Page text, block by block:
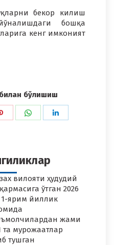
бекор килиш
бошқа
кенг имконият
бўлишиш
Share
Share
вилояти ҳудудий
ўтган 2026
ярим йиллик
жами
та мурожаатлар
тушган